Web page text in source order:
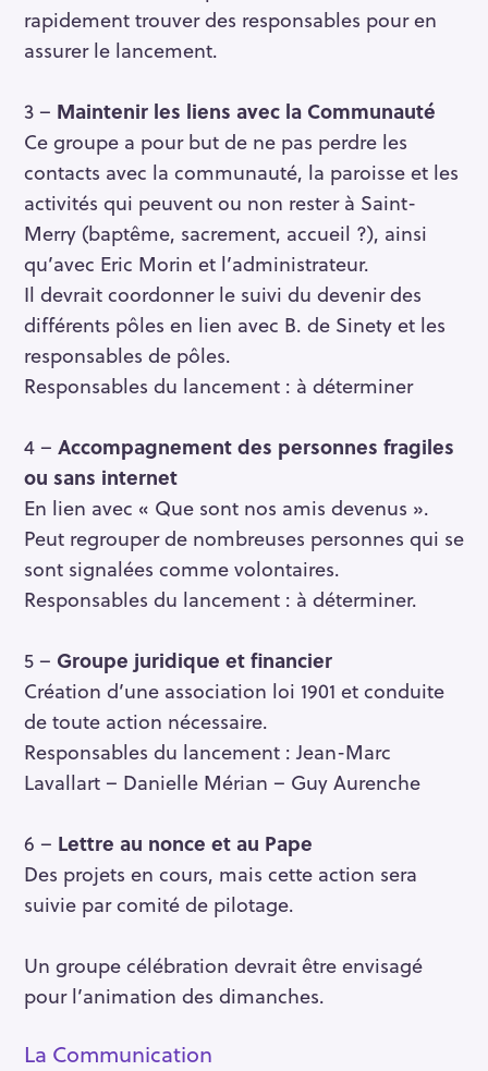
rapidement trouver des responsables pour en
assurer le lancement.
3 – Maintenir les liens avec la Communauté
Ce groupe a pour but de ne pas perdre les
contacts avec la communauté, la paroisse et les
activités qui peuvent ou non rester à Saint-
Merry (baptême, sacrement, accueil ?), ainsi
qu’avec Eric Morin et l’administrateur.
Il devrait coordonner le suivi du devenir des
différents pôles en lien avec B. de Sinety et les
responsables de pôles.
Responsables du lancement : à déterminer
4 – Accompagnement des personnes fragiles
ou sans internet
En lien avec « Que sont nos amis devenus ».
Peut regrouper de nombreuses personnes qui se
sont signalées comme volontaires.
Responsables du lancement : à déterminer.
5 – Groupe juridique et financier
Création d’une association loi 1901 et conduite
de toute action nécessaire.
Responsables du lancement : Jean-Marc
Lavallart – Danielle Mérian – Guy Aurenche
6 – Lettre au nonce et au Pape
Des projets en cours, mais cette action sera
suivie par comité de pilotage.
Un groupe célébration devrait être envisagé
pour l’animation des dimanches.
La Communication
R
e
c
e
c
h
e
r